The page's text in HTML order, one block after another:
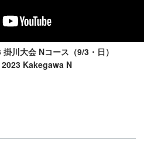
川大会 Nコース（9/3・日）
Kakegawa N